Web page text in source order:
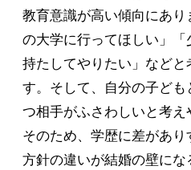
教育意識が高い傾向にあ
の大学に行ってほしい」
持たしてやりたい」など
す。そして、自分の子ど
つ相手がふさわしいと考え
そのため、学歴に差があ
方針の違いが結婚の壁にな